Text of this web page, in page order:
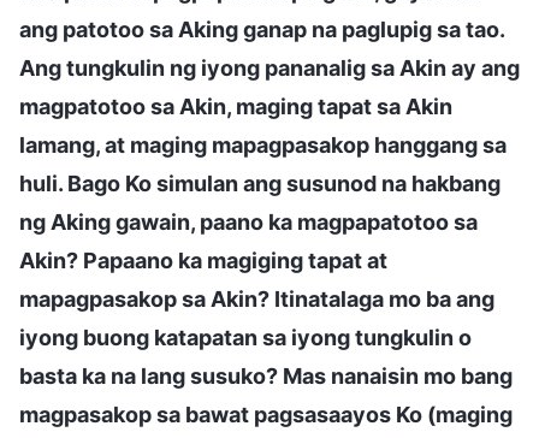
ang patotoo sa Aking ganap na paglupig sa tao.
Ang tungkulin ng iyong pananalig sa Akin ay ang
magpatotoo sa Akin, maging tapat sa Akin
lamang, at maging mapagpasakop hanggang sa
huli. Bago Ko simulan ang susunod na hakbang
ng Aking gawain, paano ka magpapatotoo sa
Akin? Papaano ka magiging tapat at
mapagpasakop sa Akin? Itinatalaga mo ba ang
iyong buong katapatan sa iyong tungkulin o
basta ka na lang susuko? Mas nanaisin mo bang
magpasakop sa bawat pagsasaayos Ko (maging